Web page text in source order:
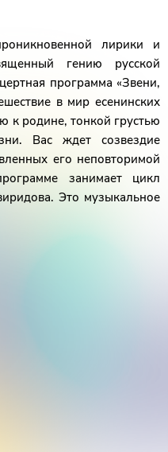
лирики и
гению русской
программа «Звени,
в мир есенинских
к родине, тонкой грустью
Вас ждет созвездие
его неповторимой
занимает цикл
Это музыкальное
неизбежных переменах и